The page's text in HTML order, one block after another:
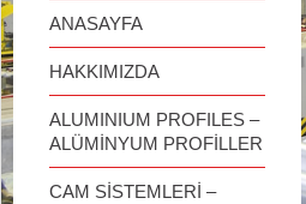
ANASAYFA
HAKKIMIZDA
ALUMINIUM PROFILES –
ALÜMİNYUM PROFİLLER
CAM SİSTEMLERİ –